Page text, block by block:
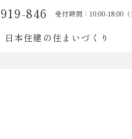
846 受付時間：10:00-18:00
日本住建の住まいづくり